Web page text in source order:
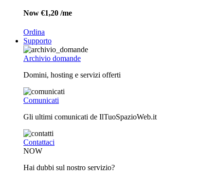
Now €1,20 /me
Ordina
Supporto
Archivio domande
Domini, hosting e servizi offerti
Comunicati
Gli ultimi comunicati de IlTuoSpazioWeb.it
Contattaci
NOW
Hai dubbi sul nostro servizio?